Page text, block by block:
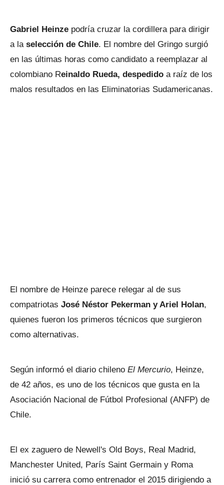
Gabriel Heinze podría cruzar la cordillera para dirigir
a laselección de Chile. El nombre del Gringo surgió
en las últimas horas como candidato a reemplazar al
colombiano Reinaldo Rueda, despedido a raíz de los
malos resultados en las Eliminatorias Sudamericanas.
El nombre de Heinze parece relegar al de sus
compatriotas José Néstor Pekerman y Ariel Holan,
quienes fueron los primeros técnicos que surgieron
como alternativas.
Según informó el diario chileno El Mercurio, Heinze,
de 42 años, es uno de los técnicos que gusta en la
Asociación Nacional de Fútbol Profesional (ANFP) de
Chile.
El ex zaguero de Newell's Old Boys, Real Madrid,
Manchester United, París Saint Germain y Roma
inició su carrera como entrenador el 2015 dirigiendo a